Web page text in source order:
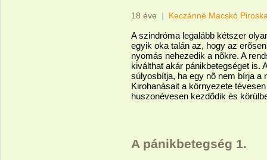
18 éve | Keczánné Macskó
A szindróma legalább kétszer
egyik oka talán az, hogy az
nyomás nehezedik a nõkre. A
kiválthat akár pánikbetegséget is.
súlyosbítja, ha egy nõ nem bírja a
Kirohanásait a környezete
huszonévesen kezdõdik és
A pánikbetegség 1.